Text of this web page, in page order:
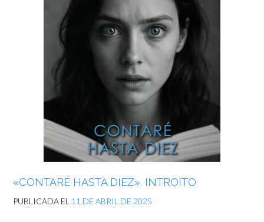
«CONTARÉ HASTA DIEZ». INTROITO
PUBLICADA EL 11 DE ABRIL DE 2025